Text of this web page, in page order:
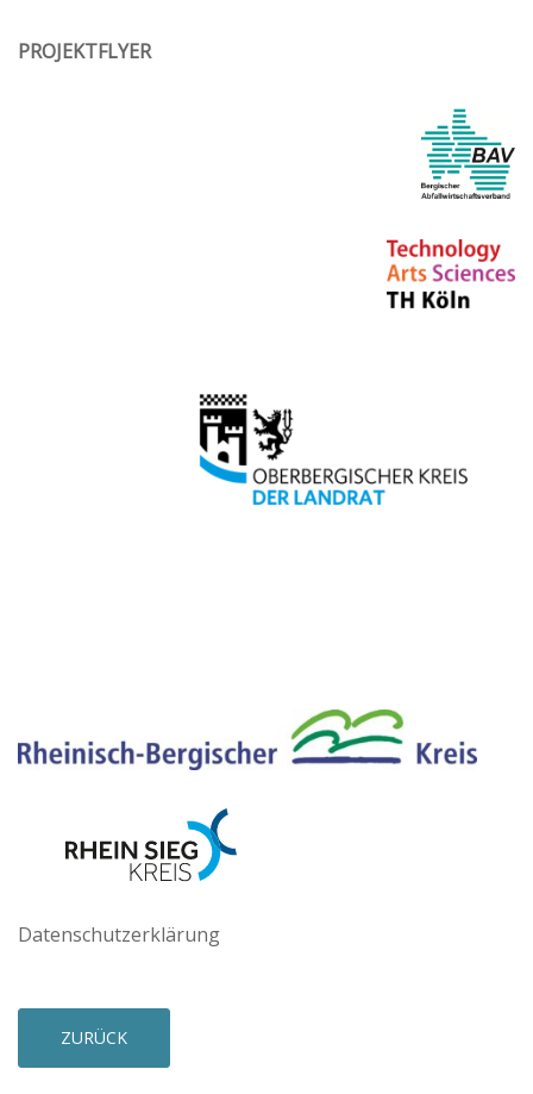
PROJEKTFLYER
Datenschutzerklärung
ZURÜCK